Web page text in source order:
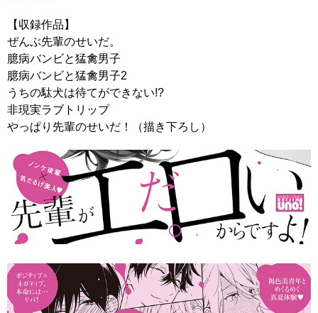
【収録作品】
ぜんぶ先輩のせいだ。
臆病バンビと猛禽男子
臆病バンビと猛禽男子2
うちの駄犬は待てができない!?
非現実ラブトリップ
やっぱり先輩のせいだ！（描き下ろし）